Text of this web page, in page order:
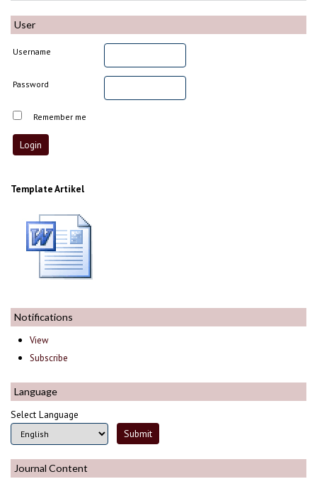
User
Username
Password
Remember me
Template Artikel
Notifications
View
Subscribe
Language
Select Language
Journal Content